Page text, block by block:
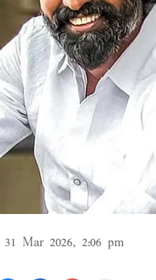
31 Mar 2026, 2:06 pm